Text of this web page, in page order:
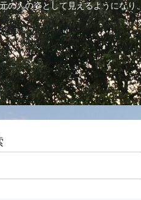
の人の姿として見えるようになり